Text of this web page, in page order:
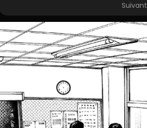
Suivant